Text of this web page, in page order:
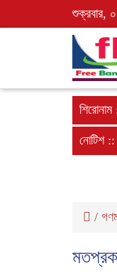
শুক্রবার,
শিরোনাম
নোটিশ ::
/